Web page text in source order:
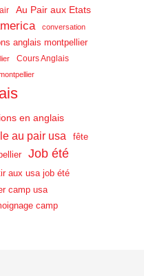
Au Pair aux Etats
conversation
anglais montpellier
Cours Anglais
en anglais
au pair usa
fête
Job été
aux usa job été
camp usa
camp